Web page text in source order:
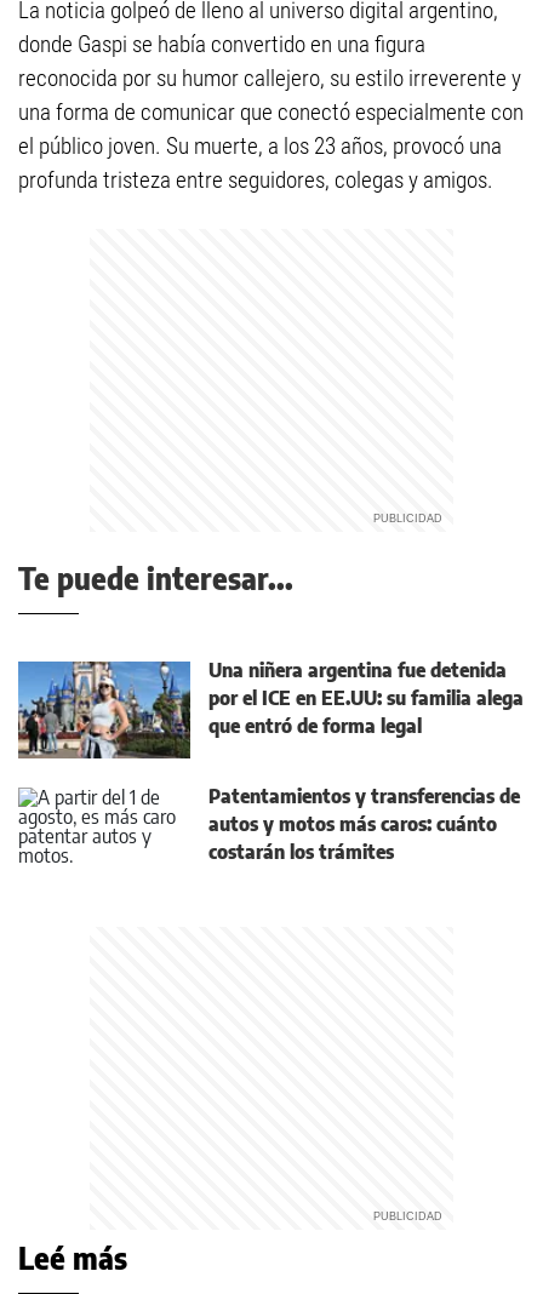
La noticia golpeó de lleno al universo digital argentino,
donde Gaspi se había convertido en una figura
reconocida por su humor callejero, su estilo irreverente y
una forma de comunicar que conectó especialmente con
el público joven. Su muerte, a los 23 años, provocó una
profunda tristeza entre seguidores, colegas y amigos.
Te puede interesar...
Una niñera argentina fue detenida
por el ICE en EE.UU: su familia alega
que entró de forma legal
Patentamientos y transferencias de
autos y motos más caros: cuánto
costarán los trámites
Leé más